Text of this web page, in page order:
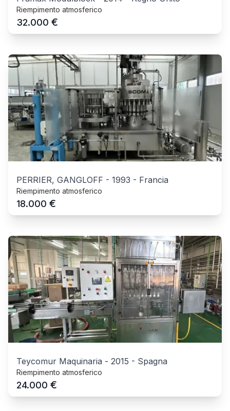
Riempimento atmosferico
32.000 €
PERRIER, GANGLOFF - 1993 - Francia
Riempimento atmosferico
18.000 €
Teycomur Maquinaria - 2015 - Spagna
Riempimento atmosferico
24.000 €